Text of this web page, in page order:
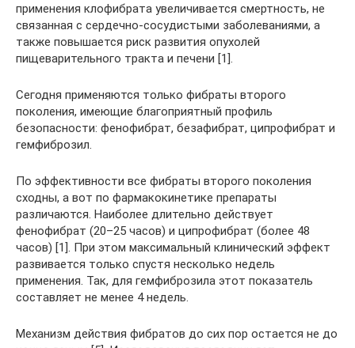
применения клофибрата увеличивается смертность, не
связанная с сердечно-сосудистыми заболеваниями, а
также повышается риск развития опухолей
пищеварительного тракта и печени [1].
Сегодня применяются только фибраты второго
поколения, имеющие благоприятный профиль
безопасности: фенофибрат, безафибрат, ципрофибрат и
гемфиброзил.
По эффективности все фибраты второго поколения
сходны, а вот по фармакокинетике препараты
различаются. Наиболее длительно действует
фенофибрат (20–25 часов) и ципрофибрат (более 48
часов) [1]. При этом максимальный клинический эффект
развивается только спустя несколько недель
применения. Так, для гемфиброзила этот показатель
составляет не менее 4 недель.
Механизм действия фибратов до сих пор остается не до